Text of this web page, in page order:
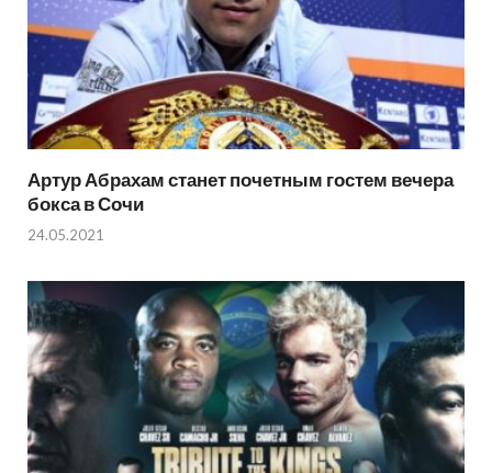
Артур Абрахам станет почетным гостем вечера
бокса в Сочи
24.05.2021